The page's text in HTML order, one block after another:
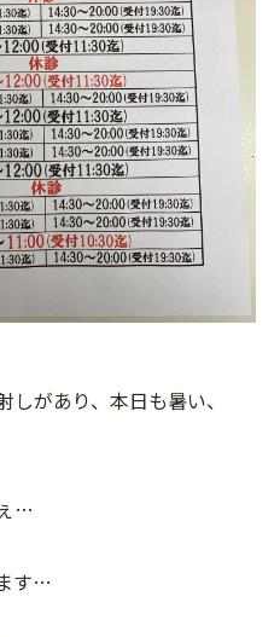
があり、本日も暑い、
…
す…